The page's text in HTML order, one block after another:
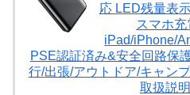
応 LED残量表
スマホ
iPad/iPhone/
PSE認証済み&安全回路保
行/出張/アウトドア/キャン
取扱説